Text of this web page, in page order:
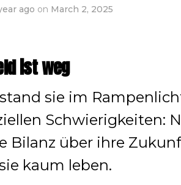
ago on March 2, 2025
ist weg
sie im
Schwierigkeiten:
Bilanz über ihre
kaum leben.